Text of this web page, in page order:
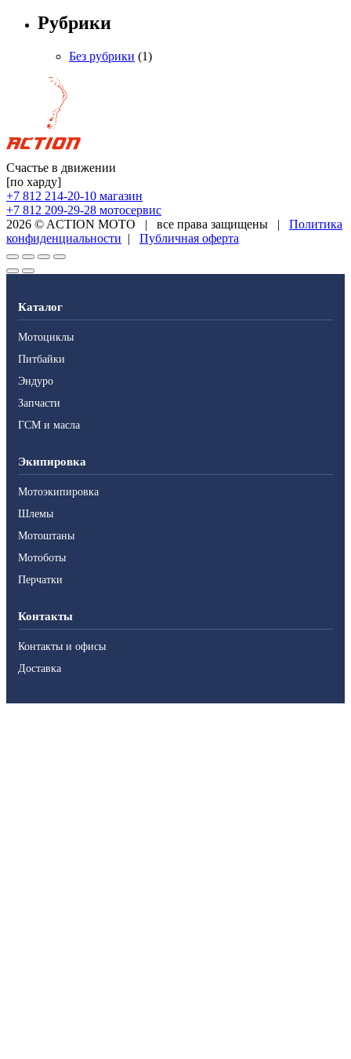
Рубрики
Без рубрики (1)
Счастье в движении
[по харду]
+7 812 214-20-10 магазин
+7 812 209-29-28 мотосервис
2026 © ACTION MOTO | все права защищены |
Политика
конфиденциальности | Публичная оферта
Каталог
Мотоциклы
Питбайки
Эндуро
Запчасти
ГСМ и масла
Экипировка
Мотоэкипировка
Шлемы
Мотоштаны
Мотоботы
Перчатки
Контакты
Контакты и офисы
Доставка